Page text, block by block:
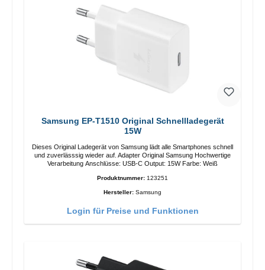
Samsung EP-T1510 Original Schnellladegerät
15W
Dieses Original Ladegerät von Samsung lädt alle Smartphones schnell
und zuverlässsig wieder auf. Adapter Original Samsung Hochwertige
Verarbeitung Anschlüsse: USB-C Output: 15W Farbe: Weiß
Produktnummer: 123251
Hersteller: Samsung
Login für Preise und Funktionen